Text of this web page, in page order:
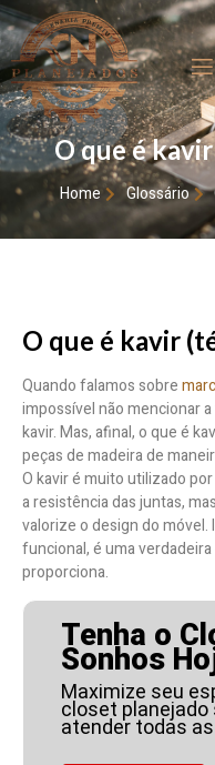
O que é
Home Glossário
O que é kavir
Quando falamos sobre
impossível não mencionar
kavir. Mas, afinal, o que é
peças de madeira de
O kavir é muito utilizado
a resistência das juntas,
valorize o design do móvel.
funcional, é uma
proporciona.
Tenha o
Sonhos
Maximize seu
closet planejado
atender todas